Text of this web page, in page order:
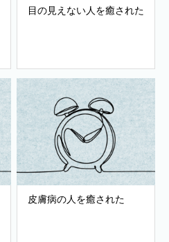
目の見えない人を癒された
皮膚病の人を癒された